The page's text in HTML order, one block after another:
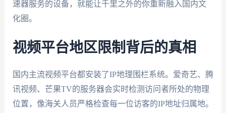
速器服务的设备，就能让千里之外的你重新融入国内文
化圈。
视频平台地区限制背后的真相
国内主流视频平台都安装了IP地理围栏系统。爱奇艺、腾
讯视频、芒果TV的服务器会实时检测访问者所处的物理
位置，像海关人员严格检查每一位访客的IP地址归属地。